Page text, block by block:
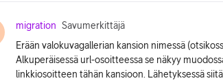
migration Savumerkittäjä
Erään valokuvagallerian kansion nimessä
Alkuperäisessä url-osoitteessa se näkyy
linkkiosoitteen tähän kansioon. Lähetyksessä